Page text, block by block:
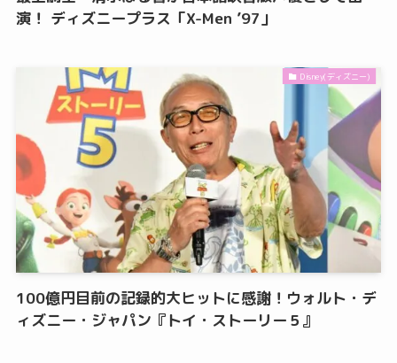
演！ ディズニープラス「X-Men ’97」
Disney(ディズニー)
100億円目前の記録的大ヒットに感謝！ウォルト・デ
ィズニー・ジャパン『トイ・ストーリー５』